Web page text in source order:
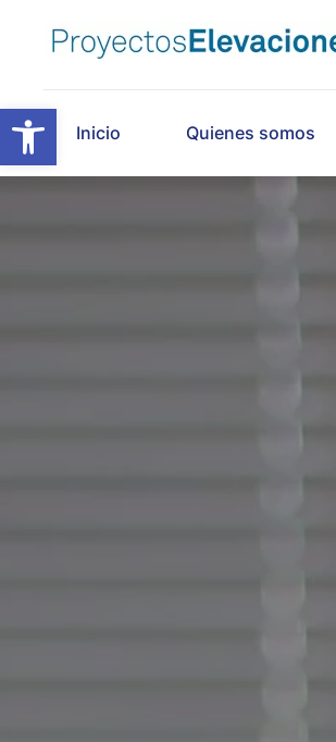
Abrir barra de herramientas
Skip to main content
Inicio Quienes somos